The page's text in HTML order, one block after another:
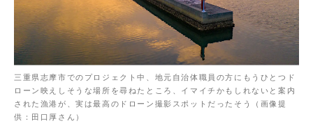
三重県志摩市でのプロジェクト中、地元自治体職員の方にもうひとつド
ローン映えしそうな場所を尋ねたところ、イマイチかもしれないと案内
された漁港が、実は最高のドローン撮影スポットだったそう（画像提
供：田口厚さん）